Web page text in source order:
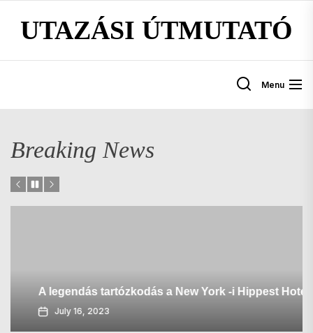
content
UTAZÁSI ÚTMUTATÓ
Menu
Breaking News
A legendás tartózkodás a New York -i Hippest Hotel
July 16, 2023